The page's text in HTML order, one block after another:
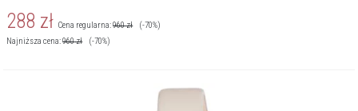
288 zł Cena regularna:960zł
(-70%)
Najniższa cena:960zł (-70%)